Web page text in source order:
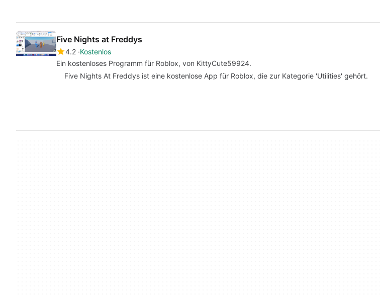
Five Nights at Freddys
4.2 Kostenlos
Ein kostenloses Programm für Roblox, von KittyCute59924.
Five Nights At Freddys ist eine kostenlose App für Roblox, die zur Kategorie 'Utilities' gehört.